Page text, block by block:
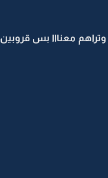
معنااا بس قروبين